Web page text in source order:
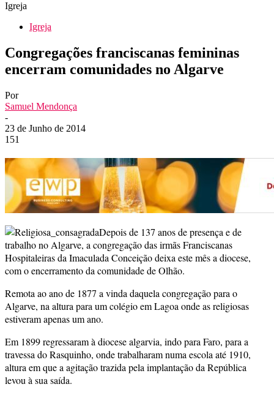
Igreja
Igreja
Congregações franciscanas femininas
encerram comunidades no Algarve
Por
Samuel Mendonça
-
23 de Junho de 2014
151
Depois de 137 anos de presença e de
trabalho no Algarve, a congregação das irmãs Franciscanas
Hospitaleiras da Imaculada Conceição deixa este mês a diocese,
com o encerramento da comunidade de Olhão.
Remota ao ano de 1877 a vinda daquela congregação para o
Algarve, na altura para um colégio em Lagoa onde as religiosas
estiveram apenas um ano.
Em 1899 regressaram à diocese algarvia, indo para Faro, para a
travessa do Rasquinho, onde trabalharam numa escola até 1910,
altura em que a agitação trazida pela implantação da República
levou à sua saída.